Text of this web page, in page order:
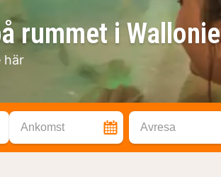
rummet i Wallonie
här
Ankomst Avresa